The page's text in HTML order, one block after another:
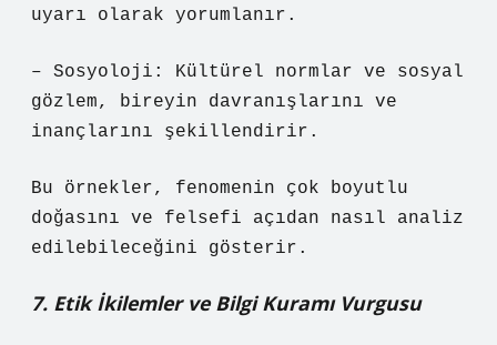
uyarı olarak yorumlanır.
– Sosyoloji: Kültürel normlar ve sosyal
gözlem, bireyin davranışlarını ve
inançlarını şekillendirir.
Bu örnekler, fenomenin çok boyutlu
doğasını ve felsefi açıdan nasıl analiz
edilebileceğini gösterir.
7. Etik İkilemler ve Bilgi Kuramı Vurgusu